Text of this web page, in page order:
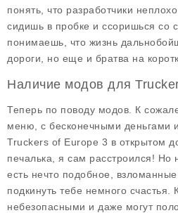
понять, что разработчики
сидишь в пробке и ссоришься со
понимаешь, что жизнь
дороги, но еще и братва на
Наличие модов для
Теперь по поводу модов. К
меню, с бесконечными деньгами
Truckers of Europe 3 в открытом
печалька, я сам расстроился! Но
есть нечто подобное,
подкинуть тебе немного счастья.
небезопасными и даже могут